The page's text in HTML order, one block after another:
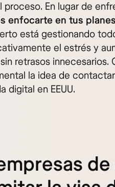
proceso. En lugar de
enfocarte en tus
está gestionando
el estrés y
retrasos
la idea de
digital en EEUU.